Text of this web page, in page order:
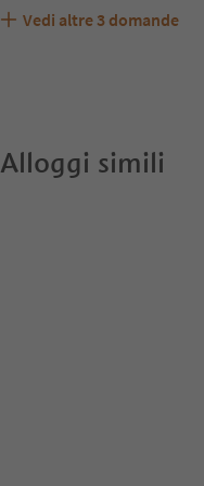
Garni Birkenau accetta
Quali servizi/attività
Gli ospiti di Garni
Vedi altre 3 domande
Alloggi simili